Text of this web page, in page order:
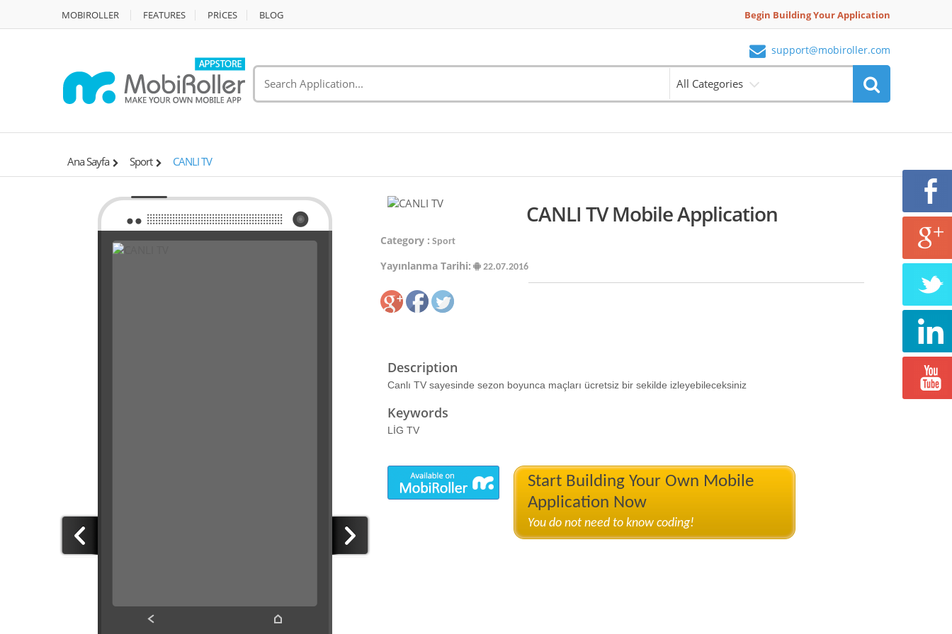
MOBIROLLER FEATURES PRİCES BLOG Begin Building Your Application
support@mobiroller.com
All Categories
Ana Sayfa Sport CANLI TV
CANLI TV Mobile Application
Category : Sport
Yayınlanma Tarihi: 22.07.2016
Description
Canlı TV sayesinde sezon boyunca maçları ücretsiz bir sekilde izleyebileceksiniz
Keywords
LİG TV
Start Building Your Own Mobile
Application Now
You do not need to know coding!